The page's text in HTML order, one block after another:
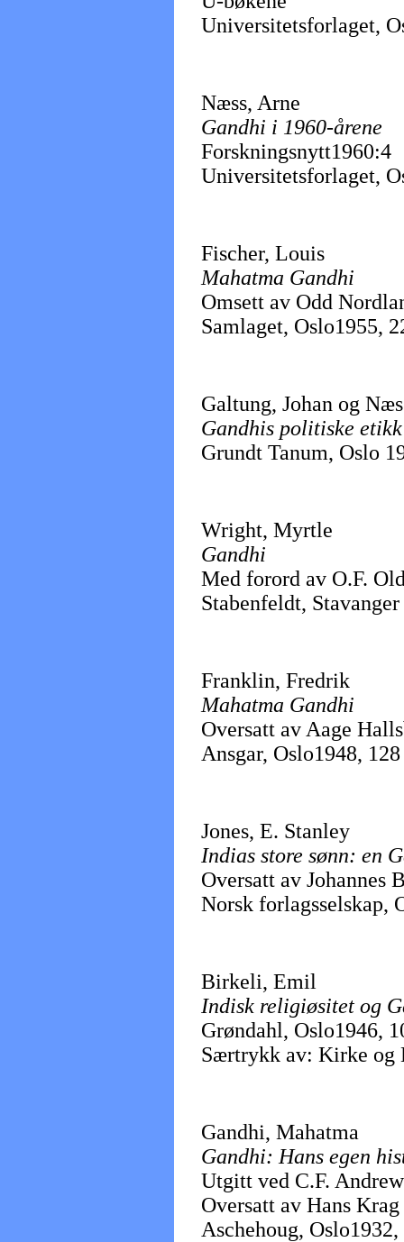
Universitetsforlaget,
Næss, Arne
Gandhi i 1960-årene
Forskningsnytt1960:4
Universitetsforlaget,
Fischer, Louis
Mahatma Gandhi
Omsett av Odd
Samlaget, Oslo1955,
Galtung, Johan og
Gandhis politiske etikk
Grundt Tanum, Oslo
Wright, Myrtle
Gandhi
Med forord av O.F.
Stabenfeldt,
Franklin, Fredrik
Mahatma Gandhi
Oversatt av Aage
Ansgar, Oslo1948,
Jones, E. Stanley
Indias store sønn: en
Oversatt av Johannes
Norsk forlagsselskap,
Birkeli, Emil
Indisk religiøsitet og
Grøndahl, Oslo1946,
Særtrykk av: Kirke og
Gandhi, Mahatma
Gandhi: Hans egen
Utgitt ved C.F.
Oversatt av Hans Krag
Aschehoug,